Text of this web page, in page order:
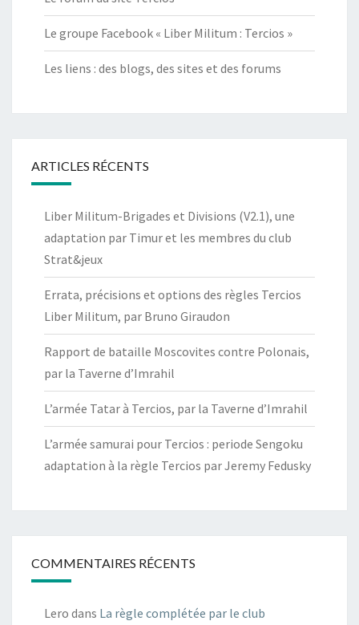
Le groupe Facebook « Liber Militum : Tercios »
Les liens : des blogs, des sites et des forums
ARTICLES RÉCENTS
Liber Militum-Brigades et Divisions (V2.1), une
adaptation par Timur et les membres du club
Strat&jeux
Errata, précisions et options des règles Tercios
Liber Militum, par Bruno Giraudon
Rapport de bataille Moscovites contre Polonais,
par la Taverne d’Imrahil
L’armée Tatar à Tercios, par la Taverne d’Imrahil
L’armée samurai pour Tercios : periode Sengoku
adaptation à la règle Tercios par Jeremy Fedusky
COMMENTAIRES RÉCENTS
Lero dans La règle complétée par le club